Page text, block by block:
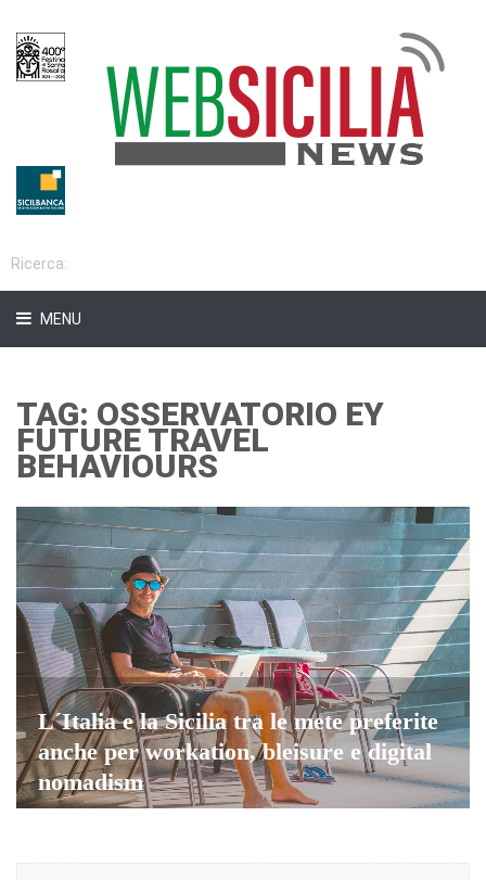
MENU
TAG: OSSERVATORIO EY
FUTURE TRAVEL
BEHAVIOURS
L´Italia e la Sicilia tra le mete preferite
anche per workation, bleisure e digital
nomadism